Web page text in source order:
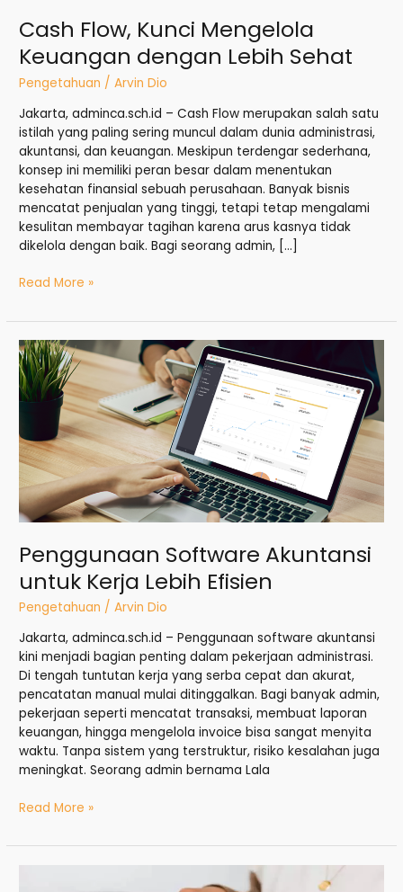
Cash Flow, Kunci Mengelola
Keuangan dengan Lebih Sehat
Pengetahuan /Arvin Dio
Jakarta, adminca.sch.id – Cash Flow merupakan salah satu
istilah yang paling sering muncul dalam dunia administrasi,
akuntansi, dan keuangan. Meskipun terdengar sederhana,
konsep ini memiliki peran besar dalam menentukan
kesehatan finansial sebuah perusahaan. Banyak bisnis
mencatat penjualan yang tinggi, tetapi tetap mengalami
kesulitan membayar tagihan karena arus kasnya tidak
dikelola dengan baik. Bagi seorang admin, […]
Read More »
Penggunaan Software Akuntansi
untuk Kerja Lebih Efisien
Pengetahuan /Arvin Dio
Jakarta, adminca.sch.id – Penggunaan software akuntansi
kini menjadi bagian penting dalam pekerjaan administrasi.
Di tengah tuntutan kerja yang serba cepat dan akurat,
pencatatan manual mulai ditinggalkan. Bagi banyak admin,
pekerjaan seperti mencatat transaksi, membuat laporan
keuangan, hingga mengelola invoice bisa sangat menyita
waktu. Tanpa sistem yang terstruktur, risiko kesalahan juga
meningkat. Seorang admin bernama Lala
Penggunaan
Software
Akuntansi
untuk
Lebih
Efisien
Read More »